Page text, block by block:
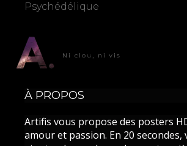
À PROPOS
Artifis vous propose des posters
amour et passion. En 20 secondes,
Psychédélique